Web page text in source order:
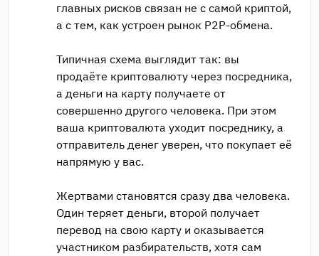
главных рисков связан не с самой криптой,
а с тем, как устроен рынок P2P-обмена.
Типичная схема выглядит так: вы
продаёте криптовалюту через посредника,
а деньги на карту получаете от
совершенно другого человека. При этом
ваша криптовалюта уходит посреднику, а
отправитель денег уверен, что покупает её
напрямую у вас.
Жертвами становятся сразу два человека.
Один теряет деньги, второй получает
перевод на свою карту и оказывается
участником разбирательств, хотя сам